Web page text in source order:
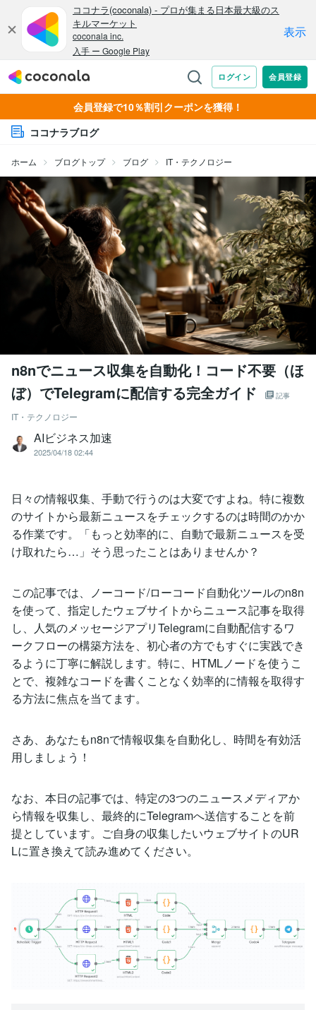
会員登録で10％割引クーポンを獲得！
ココナラブログ
ホーム ブログトップ ブログ IT・テクノロジー
n8nでニュース収集を自動化！コード不要（ほ
ぼ）でTelegramに配信する完全ガイド
記事
IT・テクノロジー
AIビジネス加速
2025/04/18 02:44
日々の情報収集、手動で行うのは大変ですよね。特に複数
のサイトから最新ニュースをチェックするのは時間のかか
る作業です。「もっと効率的に、自動で最新ニュースを受
け取れたら…」そう思ったことはありませんか？
この記事では、ノーコード/ローコード自動化ツールのn8n
を使って、指定したウェブサイトからニュース記事を取得
し、人気のメッセージアプリTelegramに自動配信するワ
ークフローの構築方法を、初心者の方でもすぐに実践でき
るように丁寧に解説します。特に、HTMLノードを使うこ
とで、複雑なコードを書くことなく効率的に情報を取得す
る方法に焦点を当てます。
さあ、あなたもn8nで情報収集を自動化し、時間を有効活
用しましょう！
なお、本日の記事では、特定の3つのニュースメディアか
ら情報を収集し、最終的にTelegramへ送信することを前
提としています。ご自身の収集したいウェブサイトのUR
Lに置き換えて読み進めてください。